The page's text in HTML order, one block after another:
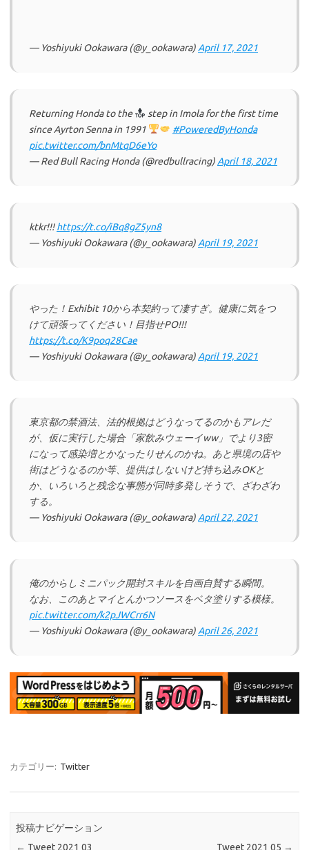
— Yoshiyuki Ookawara (@y_ookawara) April 17, 2021
Returning Honda to the
step in Imola for the first time
since Ayrton Senna in 1991
#PoweredByHonda
pic.twitter.com/bnMtqD6eYo
— Red Bull Racing Honda (@redbullracing) April 18, 2021
ktkr!!!https://t.co/iBq8gZ5yn8
— Yoshiyuki Ookawara (@y_ookawara) April 19, 2021
やった！Exhibit 10から本契約って凄すぎ。健康に気をつ
けて頑張ってください！目指せPO!!!
https://t.co/K9poq28Cae
— Yoshiyuki Ookawara (@y_ookawara) April 19, 2021
東京都の禁酒法、法的根拠はどうなってるのかもアレだ
が、仮に実行した場合「家飲みウェーイww」でより3密
になって感染増とかなったりせんのかね。あと県境の店や
街はどうなるのか等、提供はしないけど持ち込みOKと
か、いろいろと残念な事態が同時多発しそうで、ざわざわ
する。
— Yoshiyuki Ookawara (@y_ookawara) April 22, 2021
俺のからしミニパック開封スキルを自画自賛する瞬間。
なお、このあとマイとんかつソースをベタ塗りする模様。
pic.twitter.com/k2pJWCrr6N
— Yoshiyuki Ookawara (@y_ookawara) April 26, 2021
カテゴリー: Twitter
投稿ナビゲーション
← Tweet 2021 03 Tweet 2021 05 →